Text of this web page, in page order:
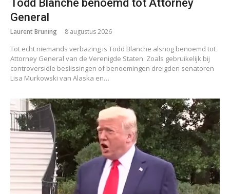
Todd Blanche benoemd tot Attorney
General
Laurent Bruning 8 augustus 2026
Tot echt niemands verbazing is Todd Blanche alsnog benoemd tot
Attorney General van de Verenigde Staten. Zoals gebruikelijk bij
controversiële beslissingen of benoemingen dreigden senatoren
Lisa Murkowski van Alaska en…